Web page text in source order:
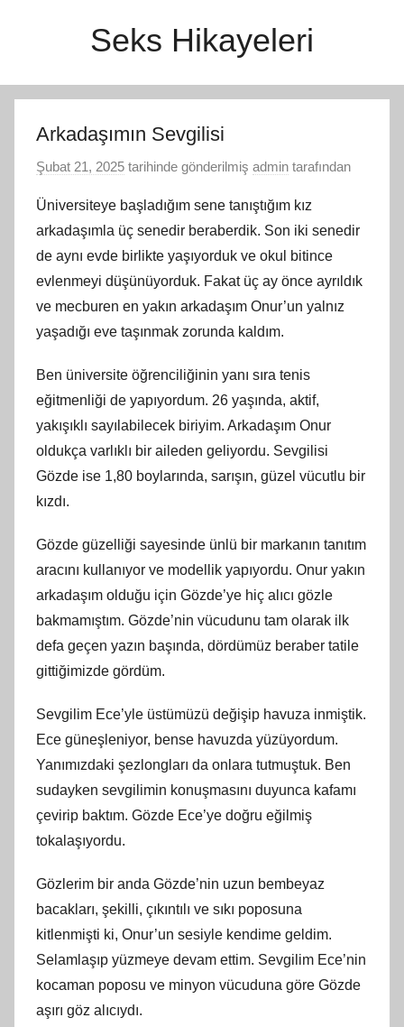
Seks Hikayeleri
Arkadaşımın Sevgilisi
Şubat 21, 2025 tarihinde gönderilmiş admin tarafından
Üniversiteye başladığım sene tanıştığım kız
arkadaşımla üç senedir beraberdik. Son iki senedir
de aynı evde birlikte yaşıyorduk ve okul bitince
evlenmeyi düşünüyorduk. Fakat üç ay önce ayrıldık
ve mecburen en yakın arkadaşım Onur’un yalnız
yaşadığı eve taşınmak zorunda kaldım.
Ben üniversite öğrenciliğinin yanı sıra tenis
eğitmenliği de yapıyordum. 26 yaşında, aktif,
yakışıklı sayılabilecek biriyim. Arkadaşım Onur
oldukça varlıklı bir aileden geliyordu. Sevgilisi
Gözde ise 1,80 boylarında, sarışın, güzel vücutlu bir
kızdı.
Gözde güzelliği sayesinde ünlü bir markanın tanıtım
aracını kullanıyor ve modellik yapıyordu. Onur yakın
arkadaşım olduğu için Gözde’ye hiç alıcı gözle
bakmamıştım. Gözde’nin vücudunu tam olarak ilk
defa geçen yazın başında, dördümüz beraber tatile
gittiğimizde gördüm.
Sevgilim Ece’yle üstümüzü değişip havuza inmiştik.
Ece güneşleniyor, bense havuzda yüzüyordum.
Yanımızdaki şezlongları da onlara tutmuştuk. Ben
sudayken sevgilimin konuşmasını duyunca kafamı
çevirip baktım. Gözde Ece’ye doğru eğilmiş
tokalaşıyordu.
Gözlerim bir anda Gözde’nin uzun bembeyaz
bacakları, şekilli, çıkıntılı ve sıkı poposuna
kitlenmişti ki, Onur’un sesiyle kendime geldim.
Selamlaşıp yüzmeye devam ettim. Sevgilim Ece’nin
kocaman poposu ve minyon vücuduna göre Gözde
aşırı göz alıcıydı.